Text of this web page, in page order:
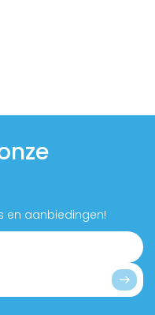
en aanbiedingen!